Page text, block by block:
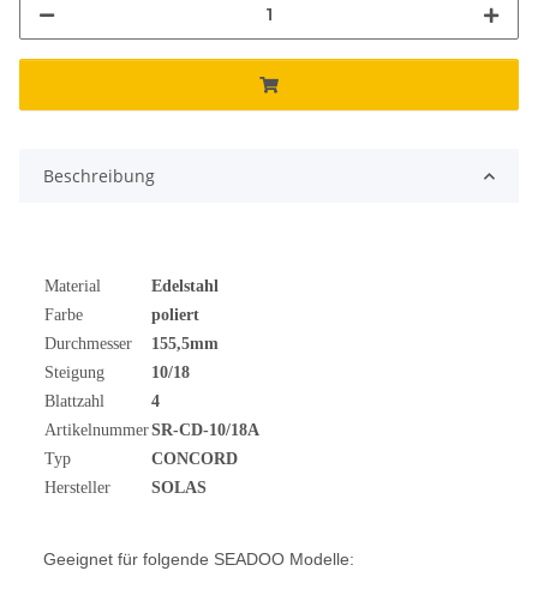
Beschreibung
Material
Edelstahl
Farbe
poliert
Durchmesser
155,5mm
Steigung
10/18
Blattzahl
4
ArtikelnummerSR-CD-10/18A
Typ
CONCORD
Hersteller
SOLAS
Geeignet für folgende SEADOO Modelle: